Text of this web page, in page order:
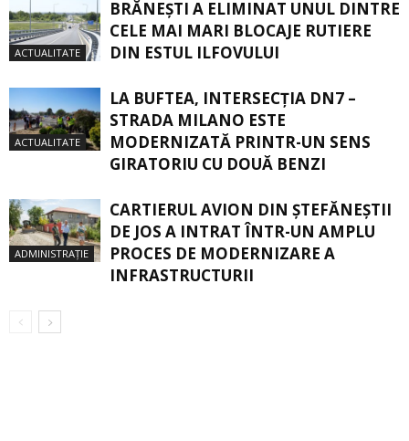
ACTUALITATE
BRĂNEȘTI A ELIMINAT UNUL DINTRE
CELE MAI MARI BLOCAJE RUTIERE
DIN ESTUL ILFOVULUI
ACTUALITATE
LA BUFTEA, INTERSECŢIA DN7 –
STRADA MILANO ESTE
MODERNIZATĂ PRINTR-UN SENS
GIRATORIU CU DOUĂ BENZI
ADMINISTRAȚIE
CARTIERUL AVION DIN ŞTEFĂNEŞTII
DE JOS A INTRAT ÎNTR-UN AMPLU
PROCES DE MODERNIZARE A
INFRASTRUCTURII